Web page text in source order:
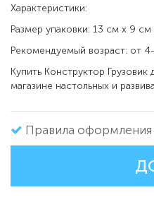
Характеристики:
Размер упаковки: 13 см x 9
Рекомендуемый возраст: от 4-
Купить Конструктор
магазине настольных и
Правила оформления